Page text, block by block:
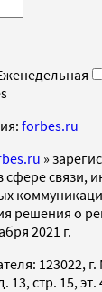
forbes.ru
»
сфере связи,
решения о
2021 г.
123022, г.
13, стр. 15, эт.